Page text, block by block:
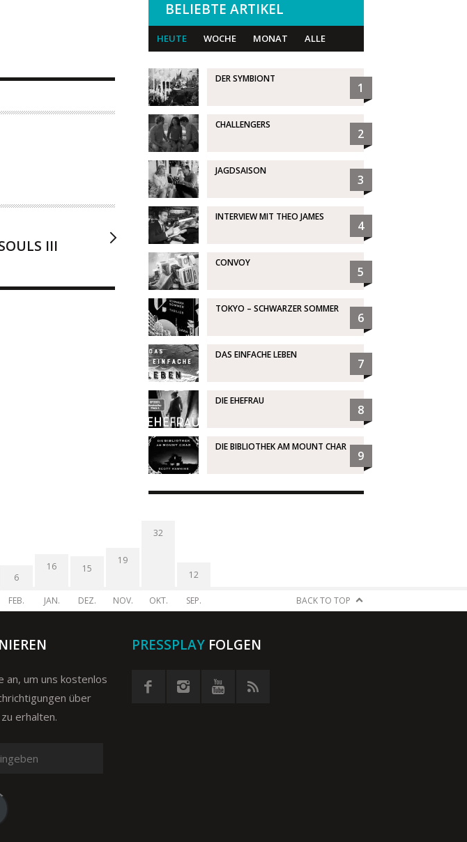
III
BELIEBTE ARTIKEL
HEUTE WOCHE MONAT ALLE
DER SYMBIONT
1
CHALLENGERS
2
JAGDSAISON
3
INTERVIEW MIT THEO JAMES
4
CONVOY
5
TOKYO – SCHWARZER SOMMER
6
DAS EINFACHE LEBEN
7
DIE EHEFRAU
8
DIE BIBLIOTHEK AM MOUNT CHAR
9
6
FEB.
16
JAN.
15
DEZ.
19
NOV.
32
OKT.
12
SEP. BACK TO TOP
an, um uns kostenlos
über
erhalten.
PRESSPLAYFOLGEN